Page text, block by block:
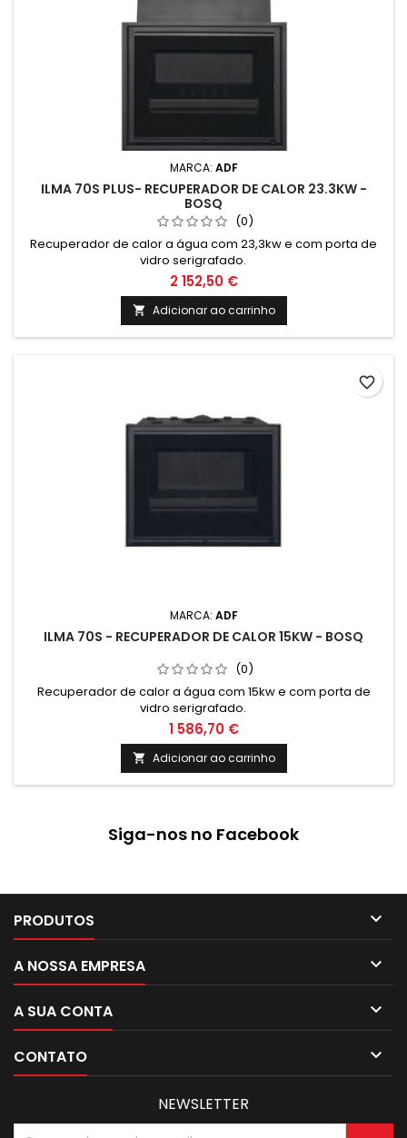
MARCA: ADF
ILMA 70S PLUS- RECUPERADOR DE CALOR 23.3KW -
BOSQ
(0)
Recuperador de calor a água com 23,3kw e com porta de
vidro serigrafado.
2 152,50 €
 Adicionar ao carrinho
MARCA: ADF
ILMA 70S - RECUPERADOR DE CALOR 15KW - BOSQ
(0)
Recuperador de calor a água com 15kw e com porta de
vidro serigrafado.
1 586,70 €
 Adicionar ao carrinho
favorite_border
Siga-nos no Facebook
PRODUTOS 
A NOSSA EMPRESA 
A SUA CONTA 
CONTATO 
NEWSLETTER